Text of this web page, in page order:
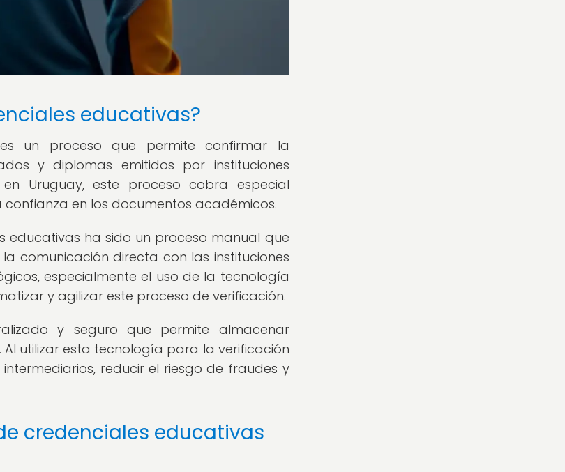
educativas?
un proceso que permite confirmar la
y diplomas emitidos por instituciones
Uruguay, este proceso cobra especial
en los documentos académicos.
educativas ha sido un proceso manual que
comunicación directa con las instituciones
especialmente el uso de la tecnología
y agilizar este proceso de verificación.
y seguro que permite almacenar
utilizar esta tecnología para la verificación
reducir el riesgo de fraudes y
credenciales educativas